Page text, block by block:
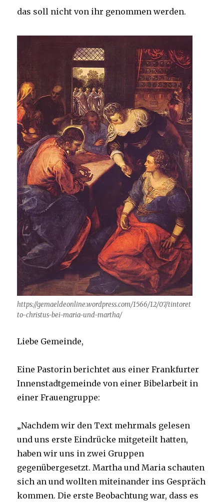
das soll nicht von ihr genommen werden.
https://gemaeldeonline.wordpress.com/1566/12/07/tintoret
to-christus-bei-maria-und-martha/
Liebe Gemeinde,
Eine Pastorin berichtet aus einer Frankfurter
Innenstadtgemeinde von einer Bibelarbeit in
einer Frauengruppe:
„Nachdem wir den Text mehrmals gelesen
und uns erste Eindrücke mitgeteilt hatten,
haben wir uns in zwei Gruppen
gegenübergesetzt. Martha und Maria schauten
sich an und wollten miteinander ins Gespräch
kommen. Die erste Beobachtung war, dass es